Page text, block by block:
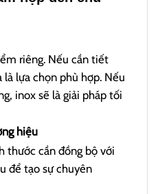
riêng. Nếu cần tiết
lựa chọn phù hợp. Nếu
inox sẽ là giải pháp tối
hiệu
thước cần đồng bộ với
để tạo sự chuyên